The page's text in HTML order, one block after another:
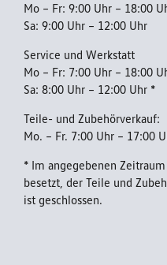
Datenschutzerklärung
Barrierefreiheitserklärung
Impressum
Mo – Fr: 9:00 Uhr – 18:00
Sa: 9:00 Uhr – 12:00 Uhr
Service und Werkstatt
Mo – Fr: 7:00 Uhr – 18:00
Sa: 8:00 Uhr – 12:00 Uhr *
Teile- und Zubehörverkauf:
Mo. – Fr. 7:00 Uhr – 17:00
* Im angegebenen
besetzt, der Teile und
ist geschlossen.